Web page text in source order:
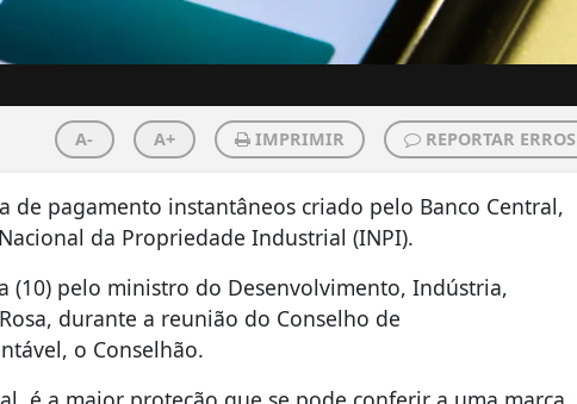
A- A+ IMPRIMIR REPORTAR ERROS
de pagamento instantâneos criado pelo Banco Central,
da Propriedade Industrial (INPI).
(10) pelo ministro do Desenvolvimento, Indústria,
durante a reunião do Conselho de
o Conselhão.